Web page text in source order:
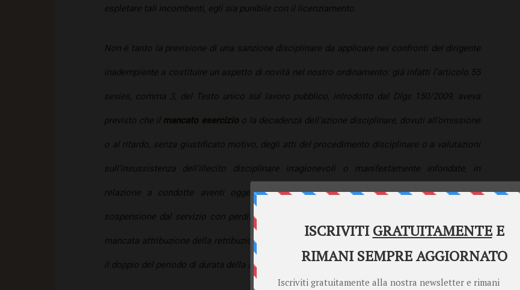
espletare tali incombenti, egli sia punibile con il licenziamento.
Non è tanto la previsione di una sanzione disciplinare da applicare nei confronti del dirigente
inadempiente a costituire un aspetto di novità nel nostro ordinamento: già infatti l’articolo 55
sexies, comma 3, del Testo unico sul lavoro pubblico, introdotto dal Dlgs 150/2009, aveva
previsto che il mancato esercizio o la decadenza dell’azione disciplinare, dovuti all’omissione
o al ritardo, senza giustificato motivo, degli atti del procedimento disciplinare o a valutazioni
sull’insussistenza dell’illecito disciplinare irragionevoli o manifestamente infondate, in
relazione a condotte aventi oggettiva e palese rilevanza disciplinare, comportasse la
sospensione dal servizio con perdita della retribuzione fino a un massimo di tre mesi e la
mancata attribuzione della retribuzione di risultato per un importo pari a quello spettante per
il doppio del periodo di durata della sospensione.
Diritto Lavoro asks for your consent to use your
personal data for the following purposes:
Personalised advertising and content, advertising and content